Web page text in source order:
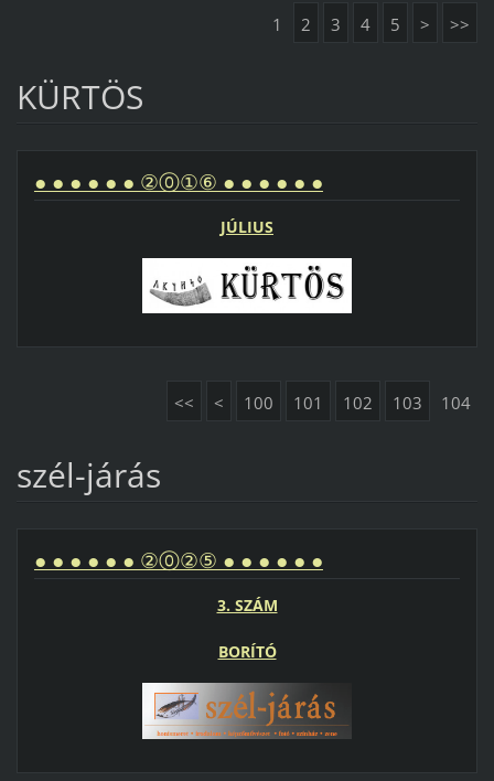
1 2 3 4 5 > >>
KÜRTÖS
● ● ● ● ● ● ②⓪①⑥ ● ● ● ● ● ●
JÚLIUS
<< < 100 101 102 103 104
szél-járás
● ● ● ● ● ● ②⓪②⑤ ● ● ● ● ● ●
3. SZÁM
BORÍTÓ